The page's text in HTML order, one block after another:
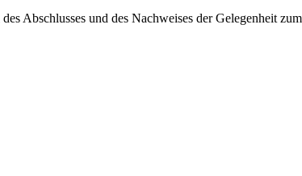
Abschlusses und des Nachweises der Gelegenheit